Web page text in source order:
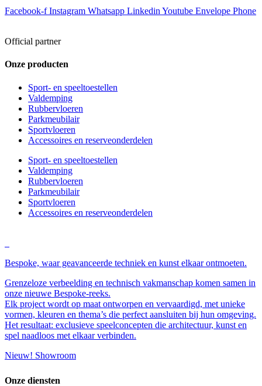
Facebook-f Instagram Whatsapp Linkedin Youtube Envelope Phone
Official partner
Onze producten
Sport- en speeltoestellen
Valdemping
Rubbervloeren
Parkmeubilair
Sportvloeren
Accessoires en reserveonderdelen
Sport- en speeltoestellen
Valdemping
Rubbervloeren
Parkmeubilair
Sportvloeren
Accessoires en reserveonderdelen
Bespoke, waar geavanceerde techniek en kunst elkaar ontmoeten.
Grenzeloze verbeelding en technisch vakmanschap komen samen in
onze nieuwe Bespoke-reeks.
Elk project wordt op maat ontworpen en vervaardigd, met unieke
vormen, kleuren en thema’s die perfect aansluiten bij hun omgeving.
Het resultaat: exclusieve speelconcepten die architectuur, kunst en
spel naadloos met elkaar verbinden.
Nieuw! Showroom
Onze diensten